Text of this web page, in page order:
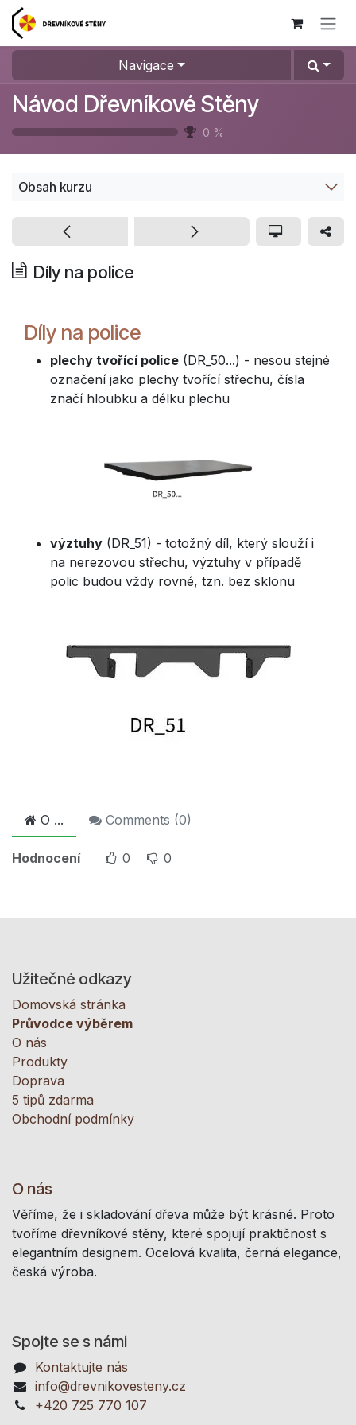
Přejít na obsah
Navigace
Návod Dřevníkové Stěny
0 %
Obsah kurzu
Díly na police
Díly na police
plechy tvořící police (DR_50...) - nesou stejné
označení jako plechy tvořící střechu, čísla
značí hloubku a délku plechu
výztuhy (DR_51) - totožný díl, který slouží i
na nerezovou střechu, výztuhy v případě
polic budou vždy rovné, tzn. bez sklonu
O ... Comments (0)
Hodnocení 0 0
Užitečné odkazy
Domovská stránka
Průvodce výběrem
O nás
Produkty
Doprava
5 tipů zdarma
Obchodní podmínky
O nás
Věříme, že i skladování dřeva může být krásné. Proto
tvoříme dřevníkové stěny, které spojují praktičnost s
elegantním designem. Ocelová kvalita, černá elegance,
česká výroba.
Spojte se s námi
Kontaktujte nás
info@drevnikovesteny.cz
+420 725 770 107